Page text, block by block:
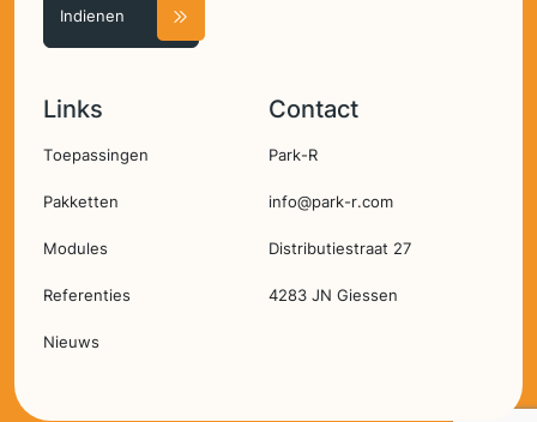
Links
Hoofdnavigatie
Toepassingen
Pakketten
Modules
Referenties
Nieuws
Contact
Park-R
info@park-r.com
Distributiestraat 27
4283 JN Giessen